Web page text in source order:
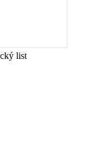
list